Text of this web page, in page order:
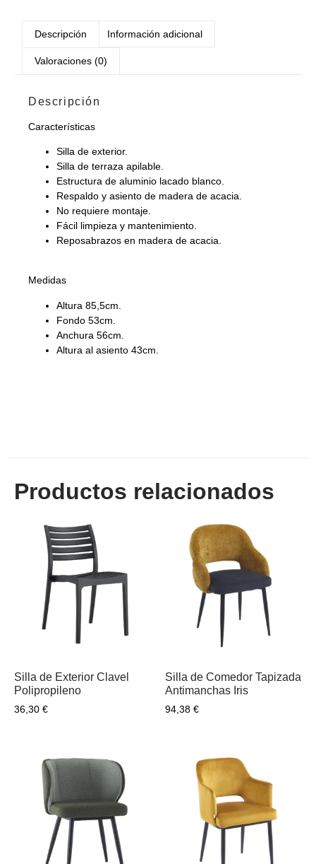
Descripción Información adicional
Valoraciones (0)
Descripción
Características
Silla de exterior.
Silla de terraza apilable.
Estructura de aluminio lacado blanco.
Respaldo y asiento de madera de acacia.
No requiere montaje.
Fácil limpieza y mantenimiento.
Reposabrazos en madera de acacia.
Medidas
Altura 85,5cm.
Fondo 53cm.
Anchura 56cm.
Altura al asiento 43cm.
Productos relacionados
Silla de Exterior Clavel
Polipropileno
36,30 €
Silla de Comedor Tapizada
Antimanchas Iris
94,38 €